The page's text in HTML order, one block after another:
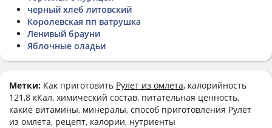
черный хлеб литовский
Королевская пп ватрушка
Ленивый брауни
Яблочные оладьи
Метки: Как приготовить Рулет из омлета, калорийность
121,8 кКал, химический состав, питательная ценность,
какие витамины, минералы, способ приготовления Рулет
из омлета, рецепт, калории, нутриенты